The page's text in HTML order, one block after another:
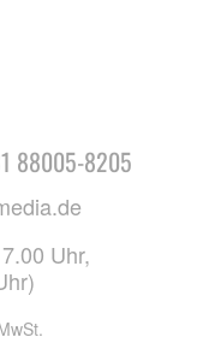
88005-8205
Uhr,